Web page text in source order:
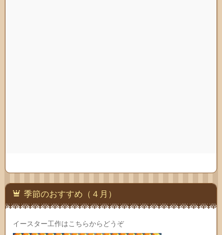
季節のおすすめ（４月）
イースター工作はこちらからどうぞ